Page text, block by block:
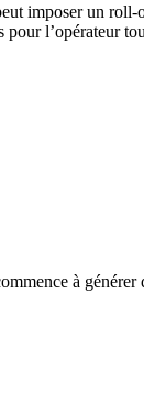
imposer un
l’opérateur
à générer